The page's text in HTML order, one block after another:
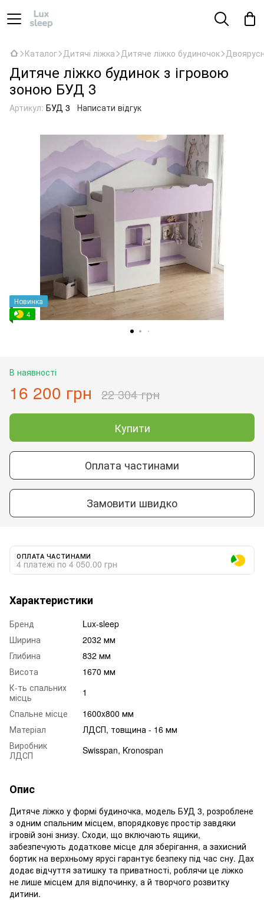
Каталог Дитячі ліжка Дитяче ліжко будиночок
Дитяче ліжко будинок з ігровою
зоною БУД 3
Артикул: БУД 3 Написати відгук
Новинка
4
В наявності
16 200 грн 22 304 грн
Купити
Оплата частинами
Замовити швидко
ОПЛАТА ЧАСТИНАМИ
4 платежі по 4 050.00 грн
Характеристики
Бренд
Lux-sleep
Ширина
2032 мм
Глибина
832 мм
Висота
1670 мм
К-ть спальних
місць
1
Спальне місце
1600x800 мм
Матеріал
ЛДСП, товщина - 16 мм
Виробник
ЛДСП
Swisspan, Kronospan
Опис
Дитяче ліжко у формі будиночка, модель БУД 3, розроблене
з одним спальним місцем, впорядковує простір завдяки
ігровій зоні знизу. Сходи, що включають ящики,
забезпечують додаткове місце для зберігання, а захисний
бортик на верхньому ярусі гарантує безпеку під час сну. Дах
додає відчуття затишку та приватності, роблячи це ліжко
не лише місцем для відпочинку, а й творчого розвитку
дитини.